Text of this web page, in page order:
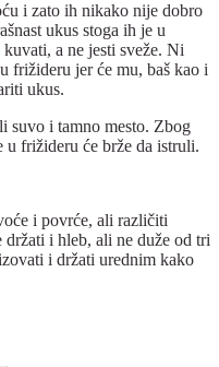
i zato ih nikako nije dobro
ukus stoga ih je u
a ne jesti sveže. Ni
frižideru jer će mu, baš kao i
ukus.
suvo i tamno mesto. Zbog
frižideru će brže da istruli.
i povrće, ali različiti
i hleb, ali ne duže od tri
i držati urednim kako